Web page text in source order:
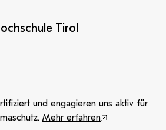
Tirol
und engagieren uns aktiv für
Mehr erfahren